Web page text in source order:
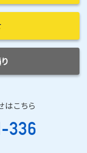
はこちら
336